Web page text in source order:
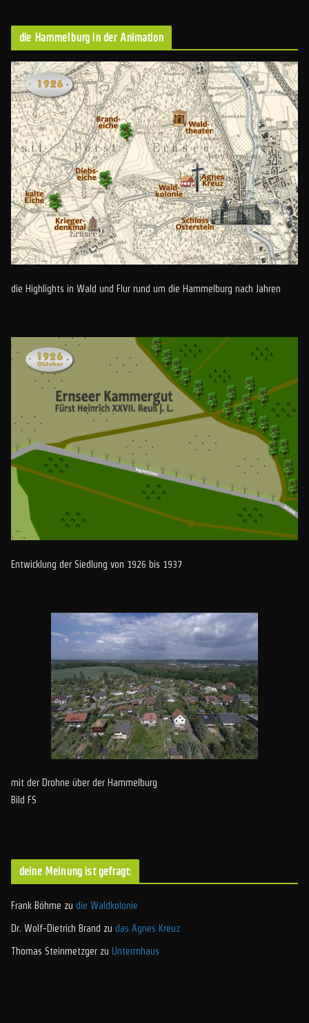
die Hammelburg in der Animation
die Highlights in Wald und Flur rund um die Hammelburg nach Jahren
Entwicklung der Siedlung von 1926 bis 1937
mit der Drohne über der Hammelburg
Bild FS
deine Meinung ist gefragt:
Frank Böhme zu die Waldkolonie
Dr. Wolf-Dietrich Brand zu das Agnes Kreuz
Thomas Steinmetzger zu Untermhaus